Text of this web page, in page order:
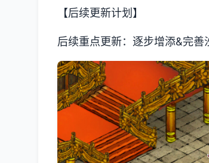
【后续更新计划】
后续重点更新：逐步增添&完